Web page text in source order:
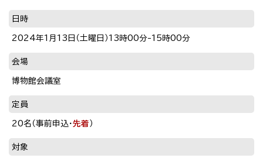
日時
2024年1月13日（土曜日）13時00分-15時00分
会場
博物館会議室
定員
20名（事前申込・先着 ）
対象